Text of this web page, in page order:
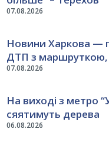
07.08.2026
07.08.2026
Новини Харкова —
ДТП з маршруткою,
06.08.2026
На виході з метро
сяятимуть дерева